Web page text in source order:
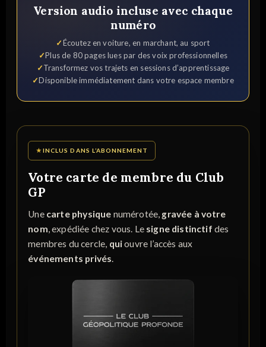
Version audio incluse avec chaque
numéro
Écoutez en voiture, en marchant, au sport
Plus de 80 pages lues par des voix professionnelles
Transformez vos trajets en sessions d’apprentissage
Disponible immédiatement dans votre espace membre
★INCLUS DANS L’ABONNEMENT
Votre carte de membre du Club
GP
Une carte physique numérotée, gravée à votre
nom, expédiée chez vous. Le signe distinctif des
membres du cercle, quiouvre l’accès aux
événements privés.